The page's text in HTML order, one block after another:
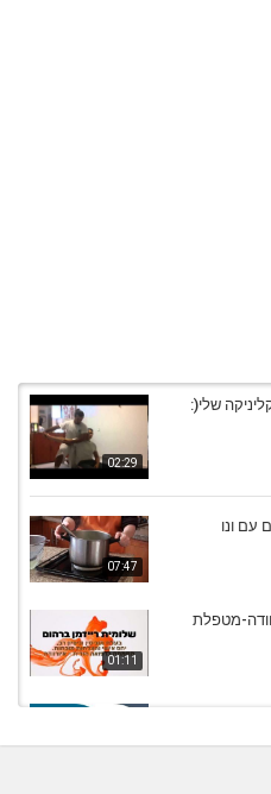
02:29
שלי(:
07:47
עם ונו
01:11
מטפלת
ישיבה?